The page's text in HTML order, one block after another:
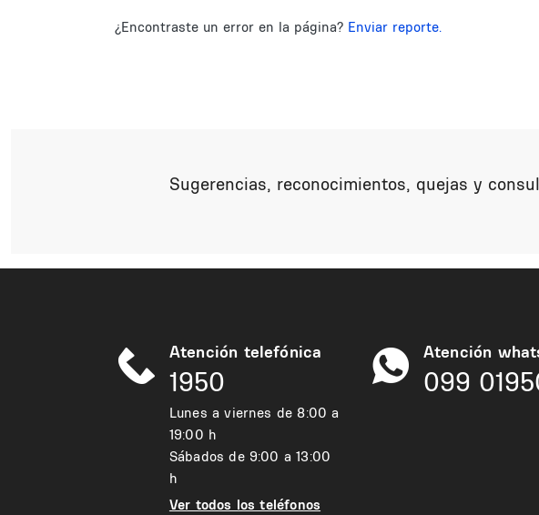
¿Encontraste un error en la página? Enviar reporte.
Sugerencias, reconocimientos, quejas y
Atención telefónica
1950
Lunes a viernes de 8:00 a
19:00 h
Sábados de 9:00 a 13:00
h
Ver todos los teléfonos
Atención
099